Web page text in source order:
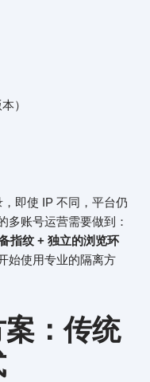
）
即使 IP 不同，平台仍
多账号运营需要做到：
指纹 + 独立的浏览环
始使用专业的隔离方
：传统